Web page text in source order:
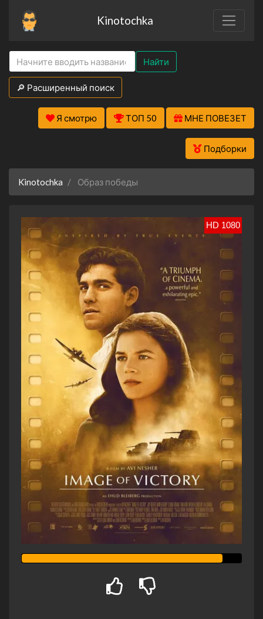
Kinotochka
Найти
🔎 Расширенный поиск
Я смотрю ТОП 50 МНЕ ПОВЕЗЕТ
Подборки
Kinotochka Образ победы
HD 1080